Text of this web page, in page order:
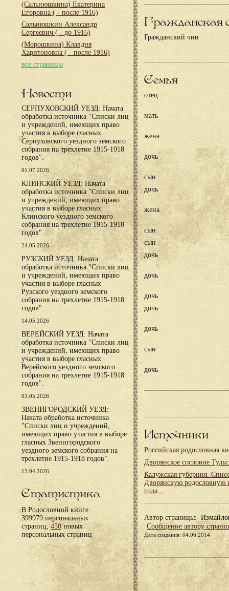
(Сальнюшкина) Екатерина
Егоровна ( - после 1916)
Сальнюшкин Александр
Сергеевич ( - до 1916)
(Морошкина) Клавдия
Харитоновна ( - после 1916)
все страницы
Новости
СЕРПУХОВСКИЙ УЕЗД: Начата
обработка источника "Списки лиц
и учреждений, имеющих право
участия в выборе гласных
Серпуховского уездного земского
собрания на трехлетие 1915-1918
годов".
01.07.2026
КЛИНСКИЙ УЕЗД: Начата
обработка источника "Списки лиц
и учреждений, имеющих право
участия в выборе гласных
Клинского уездного земского
собрания на трехлетие 1915-1918
годов".
24.05.2026
РУЗСКИЙ УЕЗД: Начата
обработка источника "Списки лиц
и учреждений, имеющих право
участия в выборе гласных
Рузского уездного земского
собрания на трехлетие 1915-1918
годов".
14.05.2026
ВЕРЕЙСКИЙ УЕЗД: Начата
обработка источника "Списки лиц
и учреждений, имеющих право
участия в выборе гласных
Верейского уездного земского
собрания на трехлетие 1915-1918
годов".
03.05.2026
ЗВЕНИГОРОДСКИЙ УЕЗД:
Начата обработка источника
"Списки лиц и учреждений,
имеющих право участия в выборе
гласных Звенигородского
уездного земского собрания на
трехлетие 1915-1918 годов".
13.04.2026
Статистика
В Родословной книге
399979 персональных
страниц,450новых
персональных страниц
Гражданская
Гражданский чин
Семья
отец
мать
жена
дочь
сын
дочь
жена
сын
сын
дочь
дочь
дочь
дочь
дочь
сын
дочь
Источники
Российская родословная
Дворянское сословие
Калужская губерния.
Дворянскую родословную
года...
Автор страницы:
Сообщение автору
Дата создания: 04.06.2014